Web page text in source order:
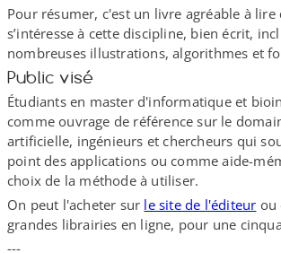
Pour résumer, c'est un livre agréable à lire
s’intéresse à cette discipline, bien écrit,
nombreuses illustrations, algorithmes et
Public visé
Étudiants en master d'informatique et
comme ouvrage de référence sur le
artificielle, ingénieurs et chercheurs qui
point des applications ou comme aide-​
choix de la méthode à utiliser.
On peut l'acheter sur le site de l'éditeur ou
grandes librairies en ligne, pour une
---